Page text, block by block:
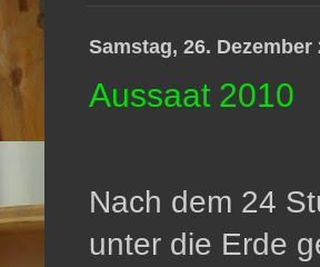
Samstag, 26. Dezember
Aussaat 2010
Nach dem 24
unter die Erde